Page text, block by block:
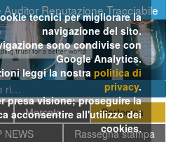
Reputazione Tracciabile
Quote riservatarie
Mercato
Partecipa
NEWS
Rassegna stampa
tecnici per migliorare la
navigazione del sito.
sono condivise con
Google Analytics.
leggi la nostra politica di
privacy.
presa visione; proseguire la
acconsentire all'utilizzo dei
cookies.